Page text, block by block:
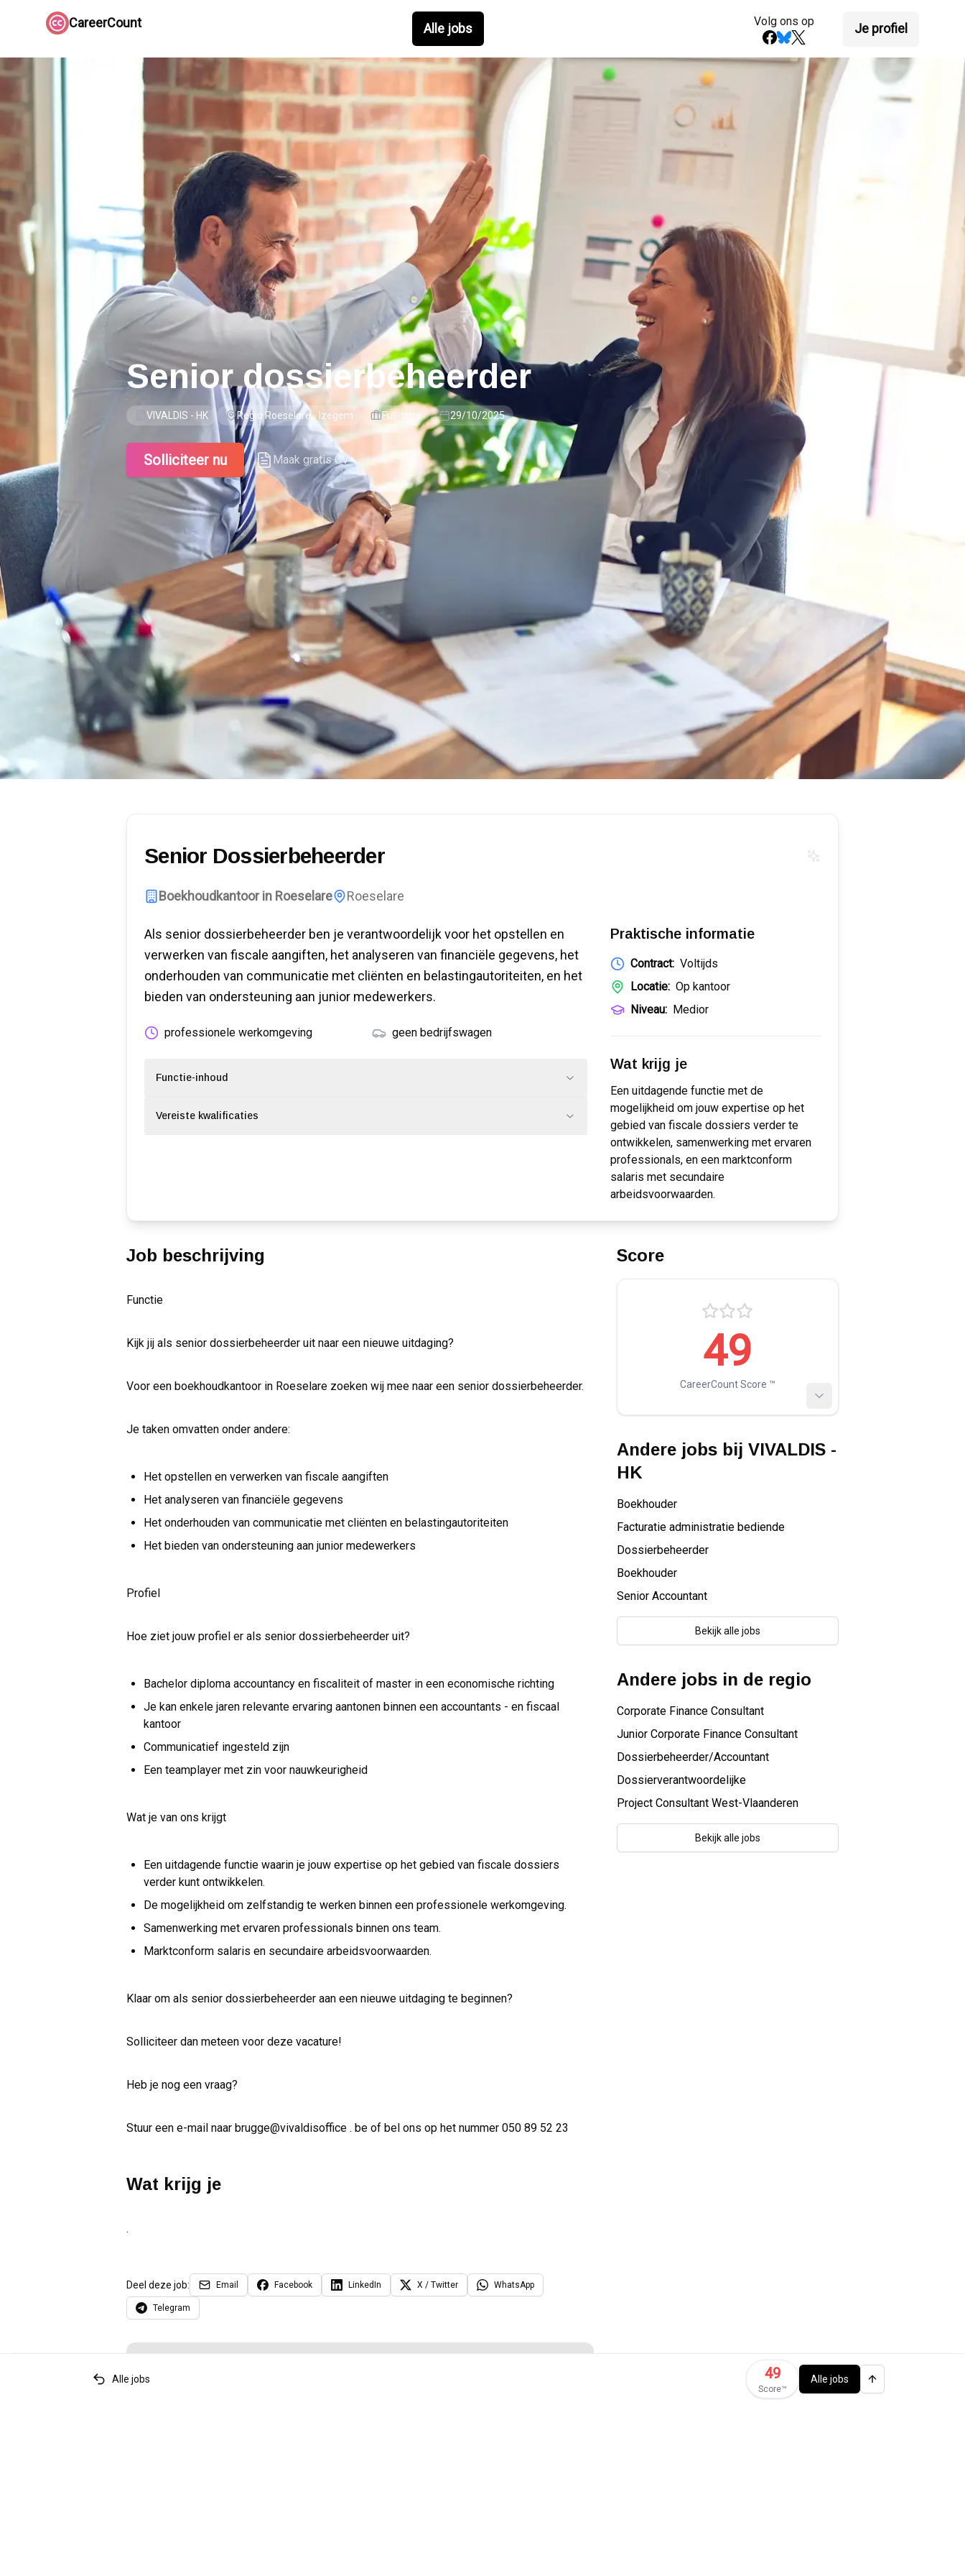
CareerCount Alle jobs Volg ons op Je profiel
Senior dossierbeheerder
VIVALDIS - HK Regio Roeselare - Izegem Full-time 29/10/2025
Solliciteer nu Maak gratis CV
Senior Dossierbeheerder
Boekhoudkantoor in Roeselare Roeselare
Als senior dossierbeheerder ben je verantwoordelijk voor het opstellen en
verwerken van fiscale aangiften, het analyseren van financiële gegevens, het
onderhouden van communicatie met cliënten en belastingautoriteiten, en het
bieden van ondersteuning aan junior medewerkers.
professionele werkomgeving geen bedrijfswagen
Functie-inhoud
Vereiste kwalificaties
Praktische informatie
Contract: Voltijds
Locatie: Op kantoor
Niveau: Medior
Wat krijg je
Een uitdagende functie met de
mogelijkheid om jouw expertise op het
gebied van fiscale dossiers verder te
ontwikkelen, samenwerking met ervaren
professionals, en een marktconform
salaris met secundaire
arbeidsvoorwaarden.
Job beschrijving
Functie
Kijk jij als senior dossierbeheerder uit naar een nieuwe uitdaging?
Voor een boekhoudkantoor in Roeselare zoeken wij mee naar een senior dossierbeheerder.
Je taken omvatten onder andere:
Het opstellen en verwerken van fiscale aangiften
Het analyseren van financiële gegevens
Het onderhouden van communicatie met cliënten en belastingautoriteiten
Het bieden van ondersteuning aan junior medewerkers
Profiel
Hoe ziet jouw profiel er als senior dossierbeheerder uit?
Bachelor diploma accountancy en fiscaliteit of master in een economische richting
Je kan enkele jaren relevante ervaring aantonen binnen een accountants - en fiscaal
kantoor
Communicatief ingesteld zijn
Een teamplayer met zin voor nauwkeurigheid
Wat je van ons krijgt
Een uitdagende functie waarin je jouw expertise op het gebied van fiscale dossiers
verder kunt ontwikkelen.
De mogelijkheid om zelfstandig te werken binnen een professionele werkomgeving.
Samenwerking met ervaren professionals binnen ons team.
Marktconform salaris en secundaire arbeidsvoorwaarden.
Klaar om als senior dossierbeheerder aan een nieuwe uitdaging te beginnen?
Solliciteer dan meteen voor deze vacature!
Heb je nog een vraag?
Stuur een e-mail naar brugge@vivaldisoffice . be of bel ons op het nummer 050 89 52 23
Wat krijg je
.
Deel deze job: Email Facebook LinkedIn X / Twitter WhatsApp
Telegram
Score
49
CareerCount Score ™️
Andere jobs bij VIVALDIS -
HK
Boekhouder
Facturatie administratie bediende
Dossierbeheerder
Boekhouder
Senior Accountant
Bekijk alle jobs
Andere jobs in de regio
Corporate Finance Consultant
Junior Corporate Finance Consultant
Dossierbeheerder/Accountant
Dossierverantwoordelijke
Project Consultant West-Vlaanderen
Bekijk alle jobs
Alle jobs 49
Score™️
Alle jobs